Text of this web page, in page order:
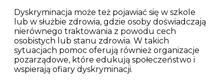
Dyskryminacja może też pojawiać się w szkole
lub w służbie zdrowia, gdzie osoby doświadczają
nierównego traktowania z powodu cech
osobistych lub stanu zdrowia. W takich
sytuacjach pomoc oferują również organizacje
pozarządowe, które edukują społeczeństwo i
wspierają ofiary dyskryminacji.